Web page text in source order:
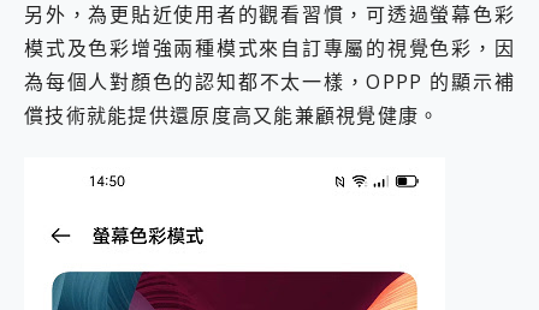
另外，為更貼近使用者的觀看習慣，可透過螢幕色彩
模式及色彩增強兩種模式來自訂專屬的視覺色彩，因
為每個人對顏色的認知都不太一樣，OPPP 的顯示補
償技術就能提供還原度高又能兼顧視覺健康。